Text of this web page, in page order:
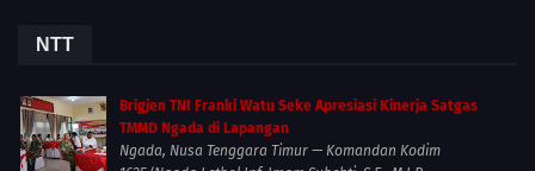
NTT
Brigjen TNI Franki Watu Seke Apresiasi Kinerja Satgas
TMMD Ngada di Lapangan
Ngada, Nusa Tenggara Timur — Komandan Kodim